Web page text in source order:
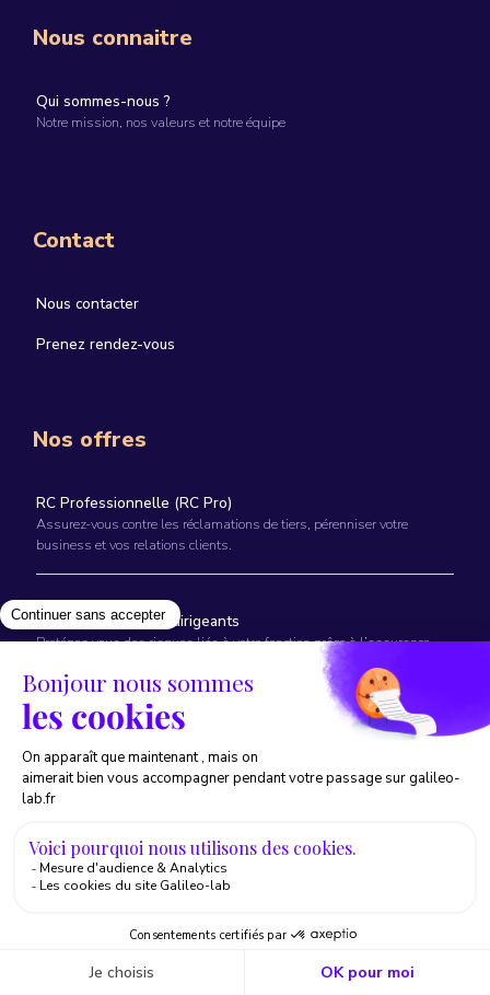
Nous connaitre
Qui sommes-nous ?
Notre mission, nos valeurs et notre équipe
Contact
Nous contacter
Prenez rendez-vous
Nos offres
RC Professionnelle (RC Pro)
Assurez-vous contre les réclamations de tiers, pérenniser votre
business et vos relations clients.
Responsabilité des dirigeants
Protégez-vous des risques liés à votre fonction grâce à l’assurance
responsabilité des dirigeants et mandataires sociaux (RCMS)
Anticipez vos risques et protégez-vous en cas de cyberattaques